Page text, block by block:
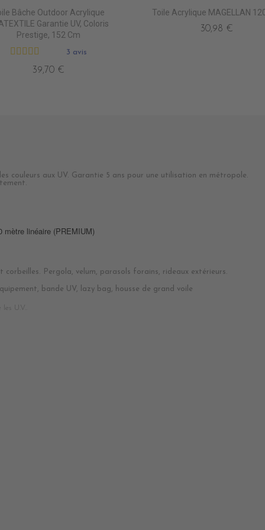
Bâche Outdoor Acrylique
Garantie UV, Coloris
Prestige, 152 Cm
3 avis
39,70 €
Toile Acrylique MAGELLAN
30,98 €
couleurs aux UV. Garantie 5 ans pour une utilisation en métropole.
mètre linéaire (PREMIUM)
Pergola, velum, parasols forains, rideaux extérieurs.
bande UV, lazy bag, housse de grand voile
U.V..